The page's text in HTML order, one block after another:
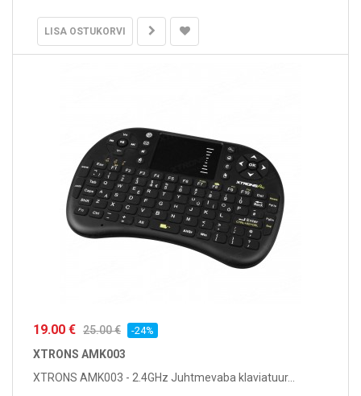
LISA OSTUKORVI
19.00 € 25.00 € -24%
XTRONS AMK003
XTRONS AMK003 - 2.4GHz Juhtmevaba klaviatuur...